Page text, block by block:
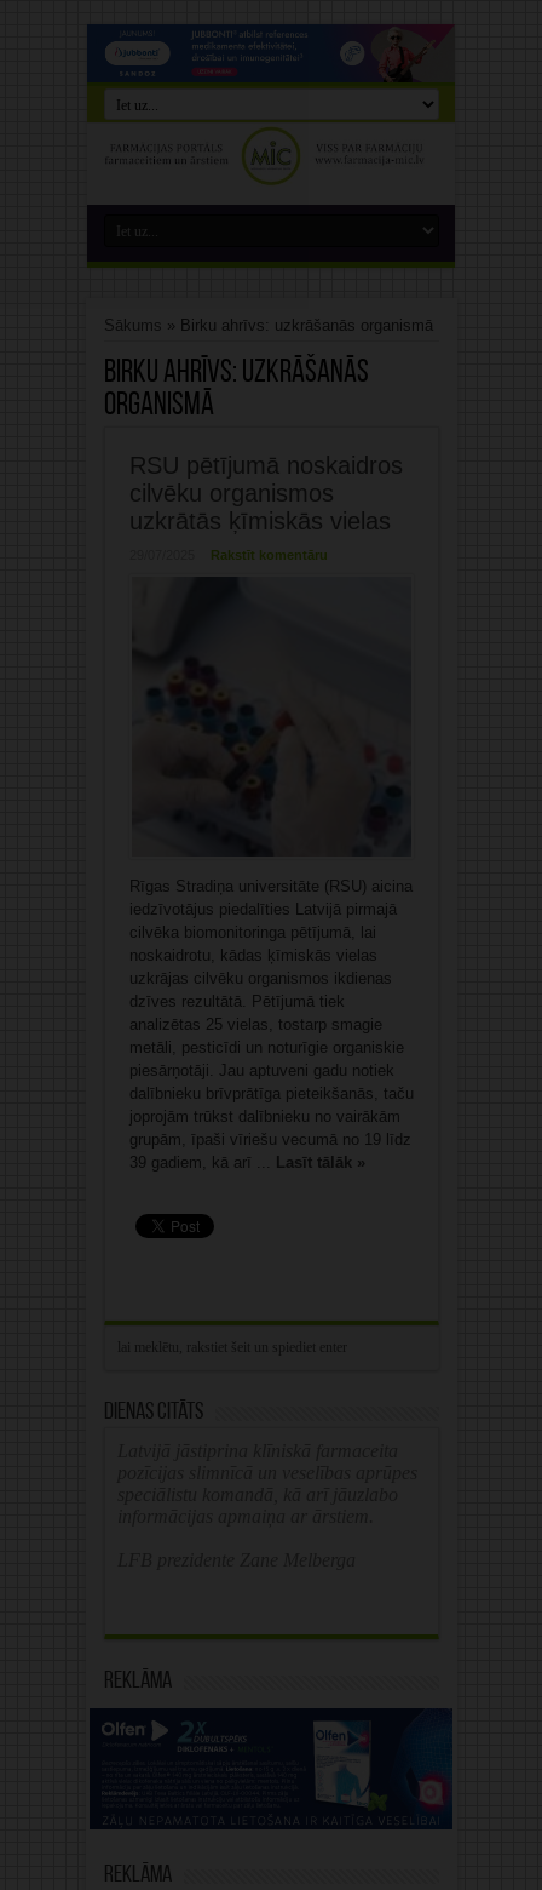
Sākums » Birku ahrīvs: uzkrāšanās organismā
Birku ahrīvs: uzkrāšanās
organismā
RSU pētījumā noskaidros
cilvēku organismos
uzkrātās ķīmiskās vielas
Rakstīt komentāru
Rīgas Stradiņa universitāte (RSU) aicina
iedzīvotājus piedalīties Latvijā pirmajā
cilvēka biomonitoringa pētījumā, lai
noskaidrotu, kādas ķīmiskās vielas
uzkrājas cilvēku organismos ikdienas
dzīves rezultātā. Pētījumā tiek
analizētas 25 vielas, tostarp smagie
metāli, pesticīdi un noturīgie organiskie
piesārņotāji. Jau aptuveni gadu notiek
dalībnieku brīvprātīga pieteikšanās, taču
joprojām trūkst dalībnieku no vairākām
grupām, īpaši vīriešu vecumā no 19 līdz
39 gadiem, kā arī ... Lasīt tālāk »
Dienas citāts
Reklāma
Reklāma